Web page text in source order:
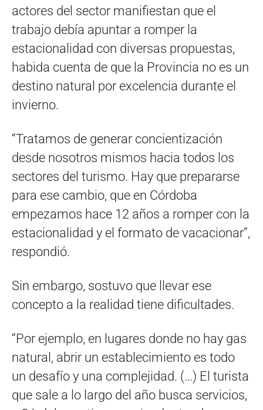
actores del sector manifiestan que el
trabajo debía apuntar a romper la
estacionalidad con diversas propuestas,
habida cuenta de que la Provincia no es un
destino natural por excelencia durante el
invierno.
“Tratamos de generar concientización
desde nosotros mismos hacia todos los
sectores del turismo. Hay que prepararse
para ese cambio, que en Córdoba
empezamos hace 12 años a romper con la
estacionalidad y el formato de vacacionar”,
respondió.
Sin embargo, sostuvo que llevar ese
concepto a la realidad tiene dificultades.
“Por ejemplo, en lugares donde no hay gas
natural, abrir un establecimiento es todo
un desafío y una complejidad. (…) El turista
que sale a lo largo del año busca servicios,